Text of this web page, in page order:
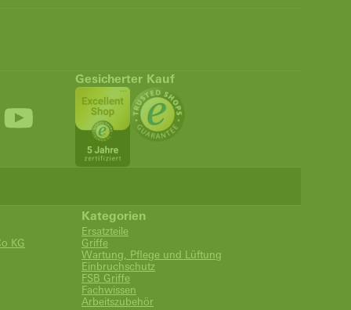
Gesicherter Kauf
KG
Kategorien
Ersatzteile
Griffe
Wartung, Pflege und Lüftung
Einbruchschutz
FSB Griffe
Fachwissen
Arbeitszubehör